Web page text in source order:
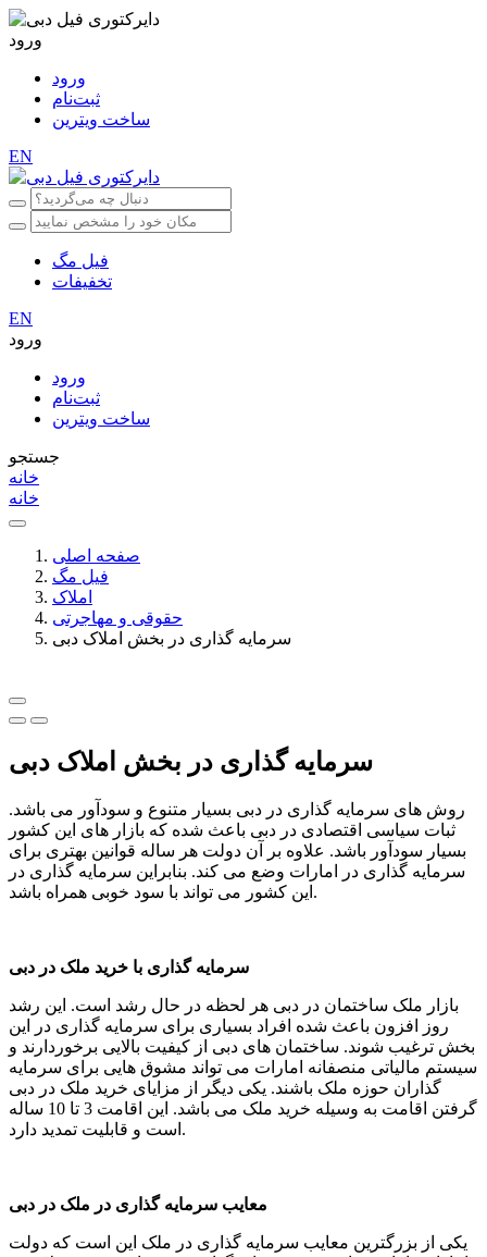
ورود
ورود
ثبت‌نام
ساخت ویترین
EN
فیل مگ
تخفیفات
EN
ورود
ورود
ثبت‌نام
ساخت ویترین
جستجو
خانه
خانه
صفحه اصلی
فیل مگ
املاک
حقوقی و مهاجرتی
سرمایه گذاری در بخش املاک دبی
سرمایه گذاری در بخش املاک دبی
روش های سرمایه گذاری در دبی بسیار متنوع و سودآور می باشد.
ثبات سیاسی اقتصادی در دبی باعث شده که بازار های این کشور
بسیار سودآور باشد. علاوه بر آن دولت هر ساله قوانین بهتری برای
سرمایه گذاری در امارات وضع می کند. بنابراین سرمایه گذاری در
این کشور می تواند با سود خوبی همراه باشد.
سرمایه گذاری با خرید ملک در دبی
بازار ملک ساختمان در دبی هر لحظه در حال رشد است. این رشد
روز افزون باعث شده افراد بسیاری برای سرمایه گذاری در این
بخش ترغیب شوند. ساختمان های دبی از کیفیت بالایی برخوردارند و
سیستم مالیاتی منصفانه امارات می تواند مشوق هایی برای سرمایه
گذاران حوزه ملک باشند. یکی دیگر از مزایای خرید ملک در دبی
گرفتن اقامت به وسیله خرید ملک می باشد. این اقامت 3 تا 10 ساله
است و قابلیت تمدید دارد.
معایب سرمایه گذاری در ملک در دبی
یکی از بزرگترین معایب سرمایه گذاری در ملک این است که دولت